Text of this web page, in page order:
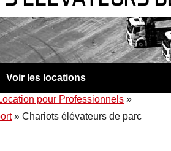
Voir les locations
pour Professionnels »
» Chariots élévateurs de parc